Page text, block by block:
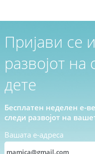
Пријави се
развојот на
дете
Бесплатен неделен е-
следи развојот на
Вашата е-адреса